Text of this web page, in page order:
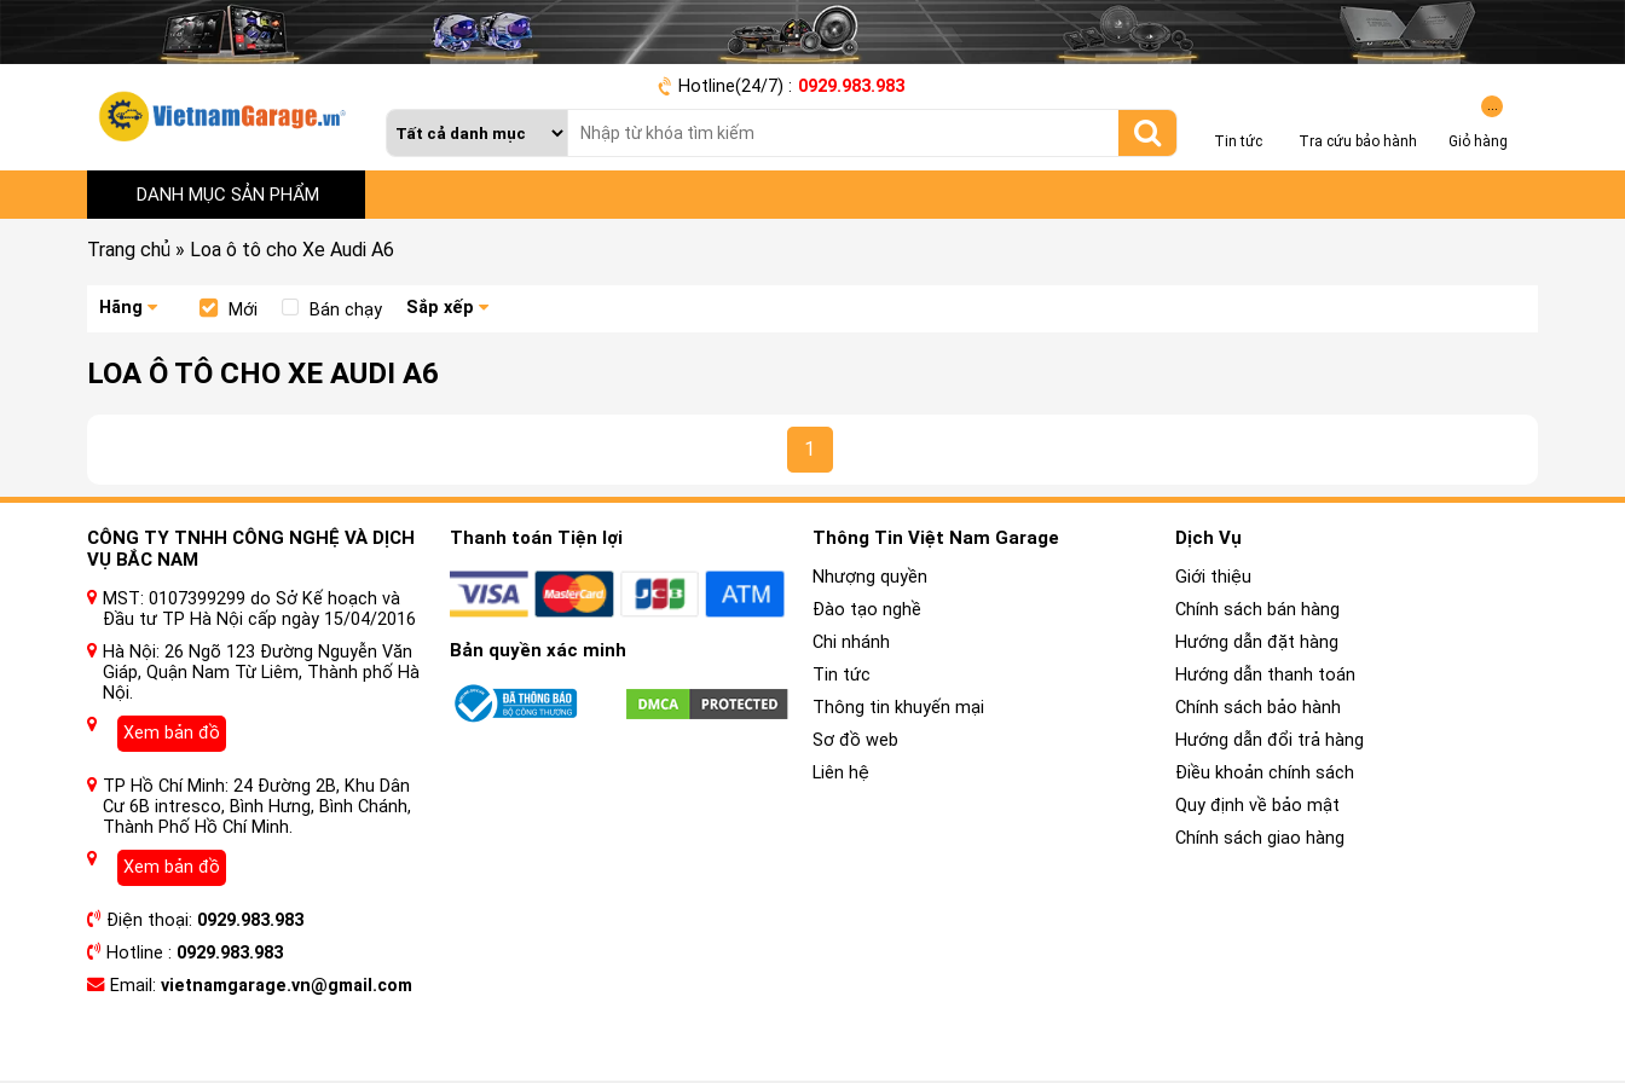
Hotline(24/7) : 0929.983.983
Tin tức Tra cứu bảo hành Giỏ hàng
DANH MỤC SẢN PHẨM
Trang chủ » Loa ô tô cho Xe Audi A6
Hãng Mới Bán chạy Sắp xếp
LOA Ô TÔ CHO XE AUDI A6
1
CÔNG TY TNHH CÔNG NGHỆ VÀ DỊCH
VỤ BẮC NAM
MST: 0107399299 do Sở Kế hoạch và
Đầu tư TP Hà Nội cấp ngày 15/04/2016
Hà Nội: 26 Ngõ 123 Đường Nguyễn Văn
Giáp, Quận Nam Từ Liêm, Thành phố Hà
Nội.
Xem bản đồ
TP Hồ Chí Minh: 24 Đường 2B, Khu Dân
Cư 6B intresco, Bình Hưng, Bình Chánh,
Thành Phố Hồ Chí Minh.
Xem bản đồ
Điện thoại: 0929.983.983
Hotline : 0929.983.983
Email: vietnamgarage.vn@gmail.com
Thanh toán Tiện lợi
Bản quyền xác minh
Thông Tin Việt Nam Garage
Nhượng quyền
Đào tạo nghề
Chi nhánh
Tin tức
Thông tin khuyến mại
Sơ đồ web
Liên hệ
Dịch Vụ
Giới thiệu
Chính sách bán hàng
Hướng dẫn đặt hàng
Hướng dẫn thanh toán
Chính sách bảo hành
Hướng dẫn đổi trả hàng
Điều khoản chính sách
Quy định về bảo mật
Chính sách giao hàng